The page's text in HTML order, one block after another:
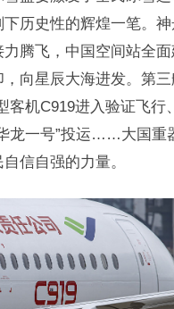
历史性的辉煌一笔。神
腾飞，中国空间站全面
向星辰大海进发。第三
客机C919进入验证飞行
龙一号”投运……大国重
信自强的力量。